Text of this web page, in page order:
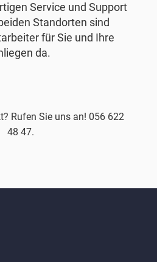
Service und Support
Standorten sind
für Sie und Ihre
da.
Rufen Sie uns an! 056 622
48 47.